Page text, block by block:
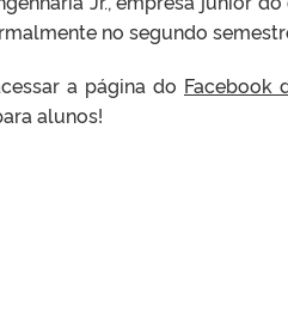
no segundo
a página do Facebook
alunos!